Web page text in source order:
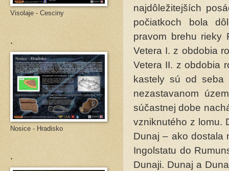
najdôležitejších
počiatkoch bola
pravom brehu rieky
Vetera I. z obdobia
Vetera II. z obdobia
kastely sú od
nezastavanom
súčastnej dobe
vzniknutého z lomu.
Dunaj – ako dostala
Ingolstatu do
Dunaji. Dunaj a
Visolaje - Cesciny
.
Nosice - Hradisko
.